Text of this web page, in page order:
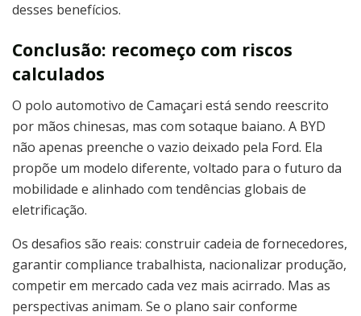
desses benefícios.
Conclusão: recomeço com riscos
calculados
O polo automotivo de Camaçari está sendo reescrito
por mãos chinesas, mas com sotaque baiano. A BYD
não apenas preenche o vazio deixado pela Ford. Ela
propõe um modelo diferente, voltado para o futuro da
mobilidade e alinhado com tendências globais de
eletrificação.
Os desafios são reais: construir cadeia de fornecedores,
garantir compliance trabalhista, nacionalizar produção,
competir em mercado cada vez mais acirrado. Mas as
perspectivas animam. Se o plano sair conforme